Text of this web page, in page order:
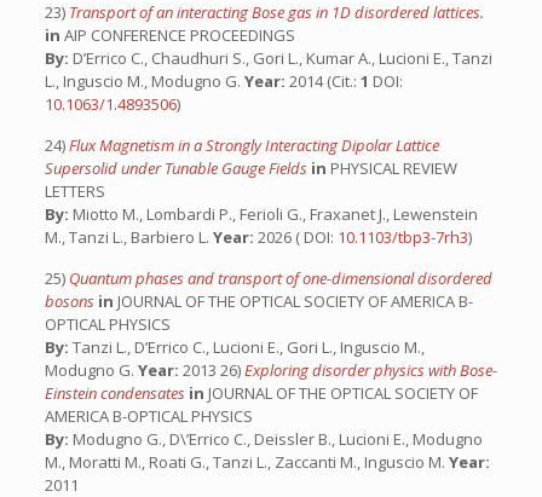
23) Transport of an interacting Bose gas in 1D disordered lattices.
in AIP CONFERENCE PROCEEDINGS
By: D’Errico C., Chaudhuri S., Gori L., Kumar A., Lucioni E., Tanzi
L., Inguscio M., Modugno G. Year: 2014 (Cit.: 1 DOI:
10.1063/1.4893506)
24)Flux Magnetism in a Strongly Interacting Dipolar Lattice
Supersolid under Tunable Gauge Fields in PHYSICAL REVIEW
LETTERS
By: Miotto M., Lombardi P., Ferioli G., Fraxanet J., Lewenstein
M., Tanzi L., Barbiero L. Year: 2026 ( DOI: 10.1103/tbp3-7rh3)
25) Quantum phases and transport of one-dimensional disordered
bosons in JOURNAL OF THE OPTICAL SOCIETY OF AMERICA B-
OPTICAL PHYSICS
By: Tanzi L., D’Errico C., Lucioni E., Gori L., Inguscio M.,
Modugno G. Year: 2013 26)Exploring disorder physics with Bose-
Einstein condensates in JOURNAL OF THE OPTICAL SOCIETY OF
AMERICA B-OPTICAL PHYSICS
By: Modugno G., D\’Errico C., Deissler B., Lucioni E., Modugno
M., Moratti M., Roati G., Tanzi L., Zaccanti M., Inguscio M. Year:
2011